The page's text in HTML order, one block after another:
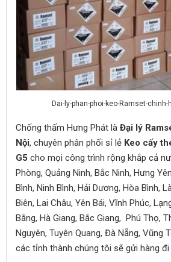
Dai-ly-phan-phoi-keo-Ramset-chinh-
Chống thấm Hưng Phát là Đại lý
Nội, chuyên phân phối sỉ lẻ Keo cấy
G5 cho mọi công trình rộng khắp cả
Phòng, Quảng Ninh, Bắc Ninh, Hưng
Bình, Ninh Bình, Hải Dương, Hòa Bình,
Biên, Lai Châu, Yên Bái, Vĩnh Phúc,
Bằng, Hà Giang, Bắc Giang, Phú Thọ,
Nguyên, Tuyên Quang, Đà Nẵng, Vũng
các tỉnh thành chúng tôi sẽ gửi hàng đi